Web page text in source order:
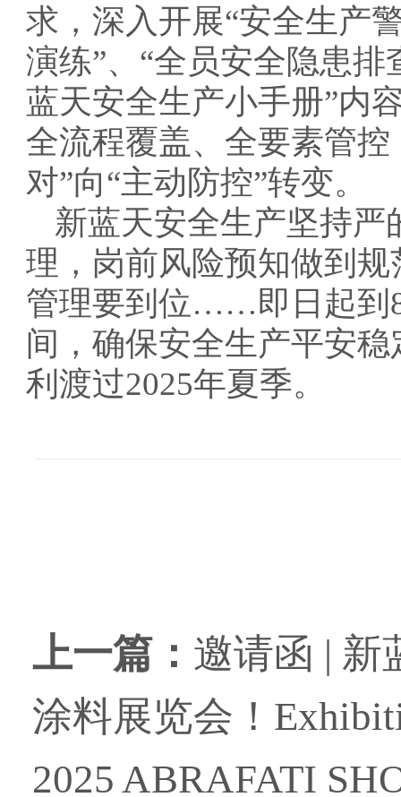
求，深入开展“安全生产
演练”、“全员安全隐患
蓝天安全生产小手册”内
全流程覆盖、全要素管
对”向“主动防控”转变。
新蓝天安全生产坚持
理，岗前风险预知做到
管理要到位……即日起到
间，确保安全生产平安
利渡过2025年夏季。
上一篇： 邀请函 | 新
涂料展览会！
2025 ABRAFATI